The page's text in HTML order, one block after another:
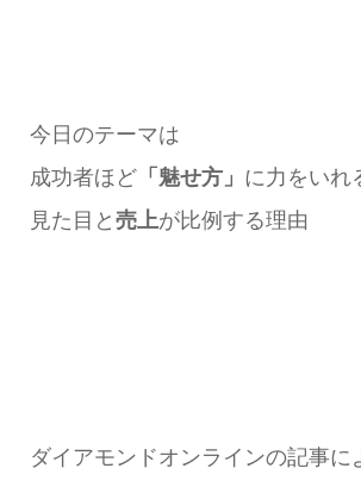
今日のテーマは
成功者ほど「魅せ方」 に力をいれ
見た目と 売上が比例する理由
ダイアモンドオンラインの記事に